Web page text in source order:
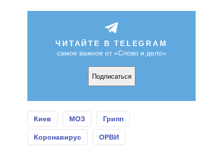
ЧИТАЙТЕ В TELEGRAM
самое важное от «Слово и дело»
Подписаться
Киев МОЗ Грипп
Коронавирус ОРВИ